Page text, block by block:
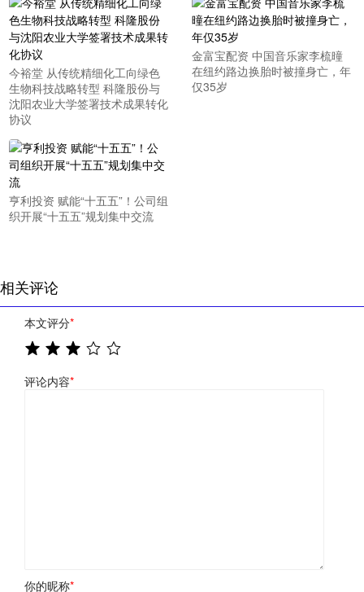
今裕堂 从传统精细化工向绿色
生物科技战略转型 科隆股份与
沈阳农业大学签署技术成果转化
协议
金富宝配资 中国音乐家李梳曈
在纽约路边换胎时被撞身亡，年
仅35岁
亨利投资 赋能“十五五”！公司组
织开展“十五五”规划集中交流
相关评论
本文评分*
评论内容*
你的昵称*